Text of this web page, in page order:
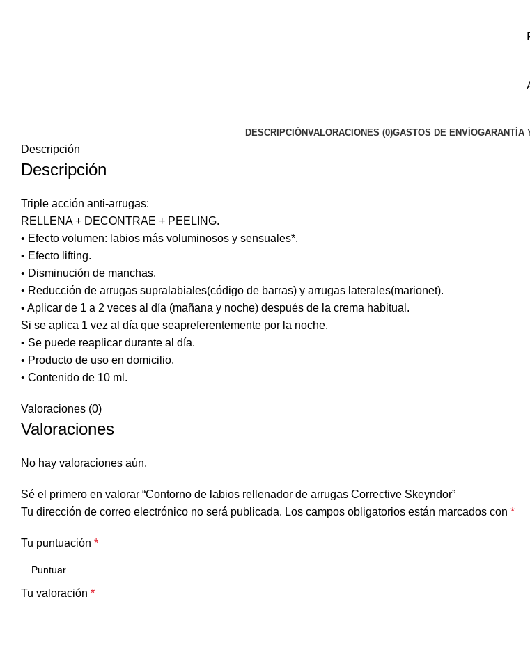
DESCRIPCIÓNVALORACIONES (0)GASTOS DE ENVÍOGARANTÍA
Descripción
Descripción
Triple acción anti-arrugas:
RELLENA + DECONTRAE + PEELING.
• Efecto volumen: labios más voluminosos y sensuales*.
• Efecto lifting.
• Disminución de manchas.
• Reducción de arrugas supralabiales(código de barras) y arrugas laterales(marionet).
• Aplicar de 1 a 2 veces al día (mañana y noche) después de la crema habitual.
Si se aplica 1 vez al día que seapreferentemente por la noche.
• Se puede reaplicar durante al día.
• Producto de uso en domicilio.
• Contenido de 10 ml.
Valoraciones (0)
Valoraciones
No hay valoraciones aún.
Sé el primero en valorar “Contorno de labios rellenador de arrugas Corrective Skeyndor”
Tu dirección de correo electrónico no será publicada. Los campos obligatorios están marcados con *
Tu puntuación *
Tu valoración *